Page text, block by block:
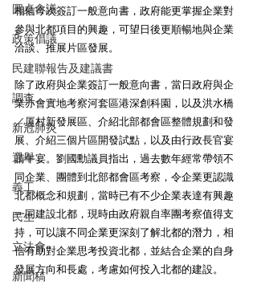
圓桌會議
政策倡議
民建聯報告及建議書
調查
新冠肺炎
選舉
義工
民生
立法會
新聞稿
相信今次簽訂一般意向書，政府能更掌握企業對
參與北都項目的興趣，可望日後更順暢地與企業
洽談、推展片區發展。
除了政府與企業簽訂一般意向書，當日政府與企
業亦會實地考察河套區港深創科園，以及洪水橋
／厦村新發展區、介紹北部都會區整體規劃和發
展、介紹三個片區開發試點，以及由行政長官宴
請午宴。劉國勳議員指出，過去數年經常帶領不
同企業、團體到北部都會區考察，令企業更認識
北都概念和規劃，當時已有不少企業表達有興趣
一同建設北都，現時由政府親自率團考察值得支
持，可以讓不同企業更深刻了解北都的潛力，相
信有助對企業思考投資北都，並結合企業的自身
發展方向和長處，考慮如何投入北都的建設。